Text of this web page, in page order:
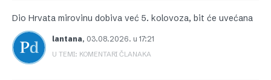
Dio Hrvata mirovinu dobiva već 5. kolovoza, bit će uvećana
lantana, 03.08.2026. u 17:21
U TEMI: KOMENTARI ČLANAKA